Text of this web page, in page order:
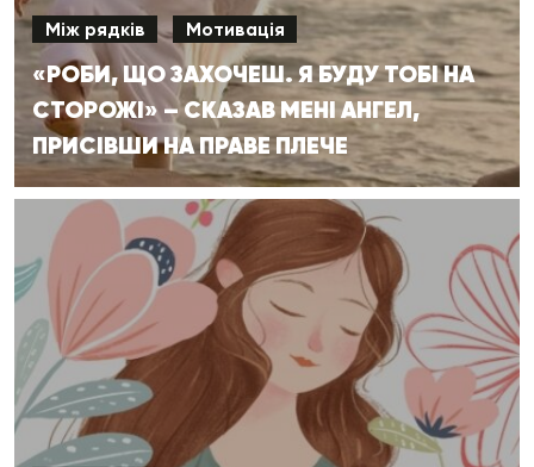
Між рядків Мотивація
«РОБИ, ЩО ЗАХОЧЕШ. Я БУДУ ТОБІ НА
СТОРОЖІ» – СКАЗАВ МЕНІ АНГЕЛ,
ПРИСІВШИ НА ПРАВЕ ПЛЕЧЕ